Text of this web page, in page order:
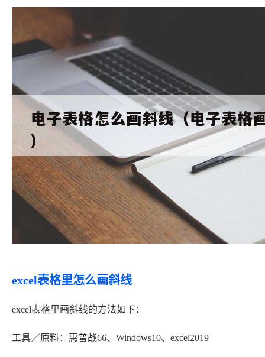
excel表格里怎么画斜线
excel表格里画斜线的方法如下：
工具／原料：惠普战66、Windows10、excel2019